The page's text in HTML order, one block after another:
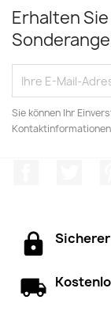
Erhalten
Sie können Ihr